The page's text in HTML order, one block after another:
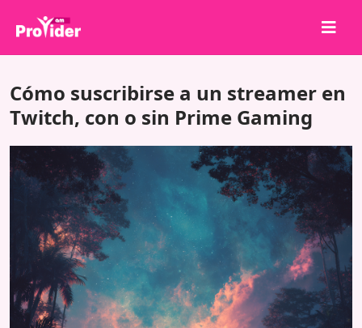
Sobre nosotros
Registrarse
Servicios
API
Términos
Blog
Cómo suscribirse a un streamer en
Twitch, con o sin Prime Gaming